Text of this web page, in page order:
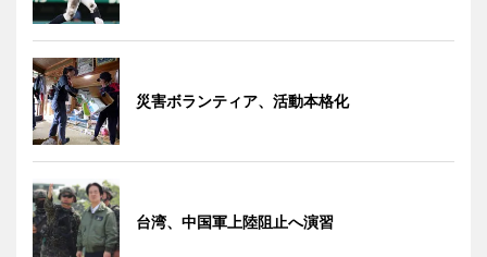
災害ボランティア、活動本格化
台湾、中国軍上陸阻止へ演習